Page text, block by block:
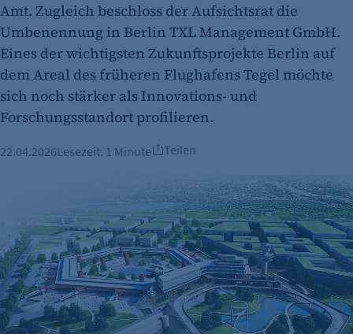
Amt. Zugleich beschloss der Aufsichtsrat die
Umbenennung in Berlin TXL Management GmbH.
Eines der wichtigsten Zukunftsprojekte Berlin auf
dem Areal des früheren Flughafens Tegel möchte
sich noch stärker als Innovations- und
Forschungsstandort profilieren.
22.04.2026Lesezeit: 1 Minute Teilen